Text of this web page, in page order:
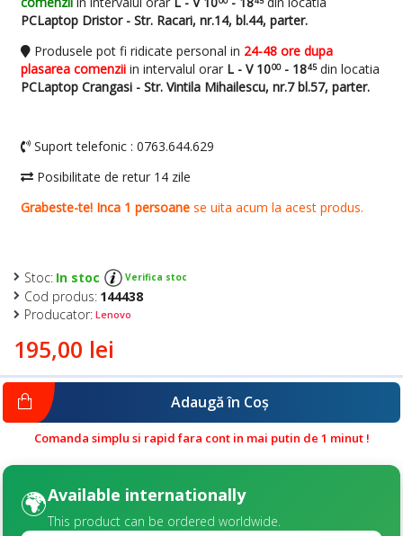
195,00 lei
Stoc: In stoc Verifica stoc
Cod produs: 144438
Producator: Lenovo
Adaugă în Coş
Comanda simplu si rapid fara cont in mai putin de 1 minut !
🌍Available internationally
This product can be ordered worldwide.